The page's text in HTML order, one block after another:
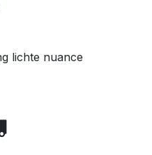
lichte nuance